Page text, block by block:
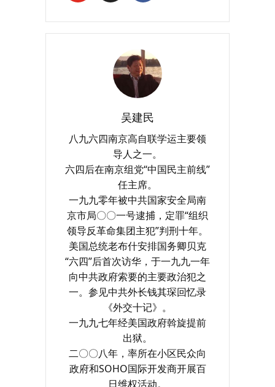
吴建民
八九六四南京高自联学运主要领
导人之一。
六四后在南京组党“中国民主前线”
任主席。
一九九零年被中共国家安全局南
京市局〇〇一号逮捕，定罪“组织
领导反革命集团主犯”判刑十年。
美国总统老布什安排国务卿贝克
“六四”后首次访华，于一九九一年
向中共政府索要的主要政治犯之
一。参见中共外长钱其琛回忆录
《外交十记》。
一九九七年经美国政府斡旋提前
出狱。
二〇〇八年，率所在小区民众向
政府和SOHO国际开发商开展百
日维权活动。